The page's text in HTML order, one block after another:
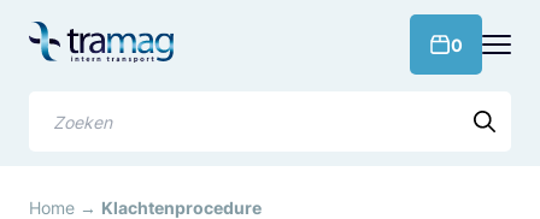
naar
0
Home → Klachtenprocedure